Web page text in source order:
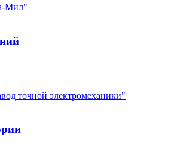
Мил"
точной электромеханики"